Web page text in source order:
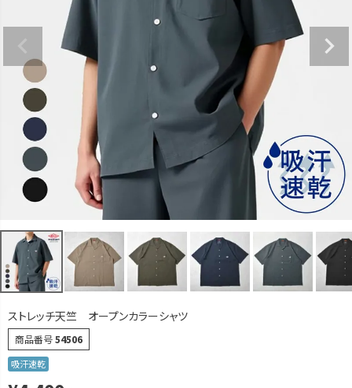
ストレッチ天竺 オープンカラーシャツ
商品番号54506
吸汗速乾
サイズ
ベージュ
カートに入れる
L カートに入れる
LL カートに入れる
カーキ
カートに入れる
L カートに入れる
LL
在庫切れ
再入荷お知らせ
M